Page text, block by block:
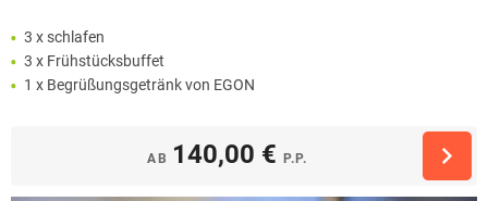
3 x schlafen
3 x Frühstücksbuffet
1 x Begrüßungsgetränk von EGON
AB 140,00 € P.P.